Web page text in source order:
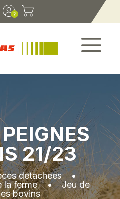
21/23
detachees•
la ferme•Jeu de
bovins